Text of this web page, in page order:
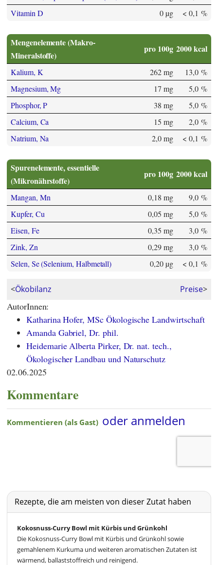
Vitamin D
0 µg < 0,1 %
Mengenelemente (Makro-
Mineralstoffe)
pro 100g 2000 kcal
Kalium, K 262 mg
13,0 %
Magnesium, Mg
17 mg
5,0 %
Phosphor, P
38 mg
5,0 %
Calcium, Ca
15 mg
2,0 %
Natrium, Na
2,0 mg < 0,1 %
Spurenelemente, essentielle
(Mikronährstoffe)
pro 100g 2000 kcal
Mangan, Mn 0,18 mg
9,0 %
Kupfer, Cu
0,05 mg
5,0 %
Eisen, Fe
0,35 mg
3,0 %
Zink, Zn
0,29 mg
3,0 %
Selen, Se (Selenium, Halbmetall)
0,20 µg < 0,1 %
<Ökobilanz Preise>
AutorInnen:
Katharina Hofer, MSc Ökologische Landwirtschaft
Amanda Gabriel, Dr. phil.
Heidemarie Alberta Pirker, Dr. nat. tech.,
Ökologischer Landbau und Naturschutz
02.06.2025
Kommentare
Rezepte, die am meisten von dieser Zutat haben
Kokosnuss-Curry Bowl mit Kürbis und Grünkohl
Die Kokosnuss-Curry Bowl mit Kürbis und Grünkohl sowie
gemahlenem Kurkuma und weiteren aromatischen Zutaten ist
wärmend, ballaststoffreich und reinigend.